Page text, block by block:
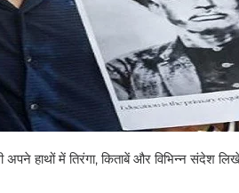
हाथों में तिरंगा, किताबें और विभिन्न संदेश